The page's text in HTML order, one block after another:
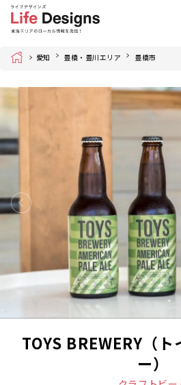
Home 愛知 豊橋・豊川エリア 豊橋市
TOYS BREWERY（
ー）